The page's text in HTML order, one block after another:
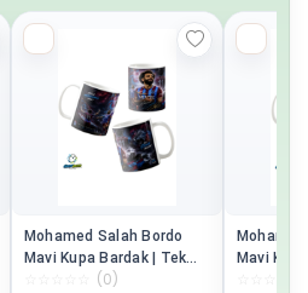
Mohamed Salah Bordo
Mavi Kupa Bardak | Tek
Adet K0498
(0)
Mavi